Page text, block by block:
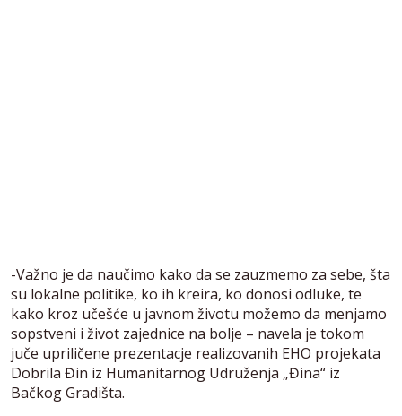
-Važno je da naučimo kako da se zauzmemo za sebe, šta
su lokalne politike, ko ih kreira, ko donosi odluke, te
kako kroz učešće u javnom životu možemo da menjamo
sopstveni i život zajednice na bolje – navela je tokom
juče upriličene prezentacje realizovanih EHO projekata
Dobrila Đin iz Humanitarnog Udruženja „Đina“ iz
Bačkog Gradišta.